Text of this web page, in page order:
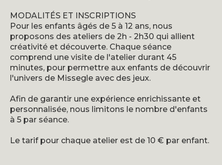
MODALITÉS ET INSCRIPTIONS
Pour les enfants âgés de 5 à 12 ans, nous
proposons des ateliers de 2h - 2h30 qui allient
créativité et découverte. Chaque séance
comprend une visite de l'atelier durant 45
minutes, pour permettre aux enfants de découvrir
l'univers de Missegle avec des jeux.
Afin de garantir une expérience enrichissante et
personnalisée, nous limitons le nombre d'enfants
à 5 par séance.
Le tarif pour chaque atelier est de 10 € par enfant.